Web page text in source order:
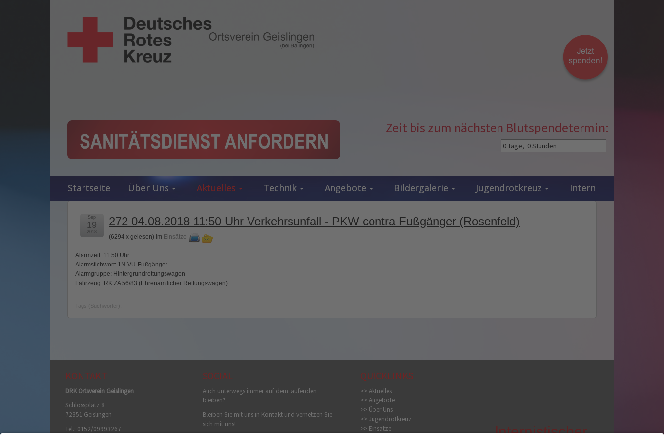
Zeit bis zum nächsten Blutspendetermin:
Startseite Über Uns Aktuelles Technik Angebote Bildergalerie Jugendrotkreuz Intern
272 04.08.2018 11:50 Uhr Verkehrsunfall - PKW contra Fußgänger (Rosenfeld)
(6294 x gelesen) im Einsätze
Sep
19
2018
Alarmzeit: 11:50 Uhr
Alarmstichwort: 1N-VU-Fußgänger
Alarmgruppe: Hintergrundrettungswagen
Fahrzeug: RK ZA 56/83 (Ehrenamtlicher Rettungswagen)
Tags (Suchwörter):
KONTAKT
DRK Ortsverein Geislingen
Schlossplatz 8
72351 Geislingen
Tel.: 0152/09993267
SOCIAL
Auch unterwegs immer auf dem laufenden
bleiben?
Bleiben Sie mit uns in Kontakt und vernetzen Sie
sich mit uns!
QUICKLINKS
>> Aktuelles
>> Angebote
>> Über Uns
>> Jugendrotkreuz
>> Einsätze
Internistischer